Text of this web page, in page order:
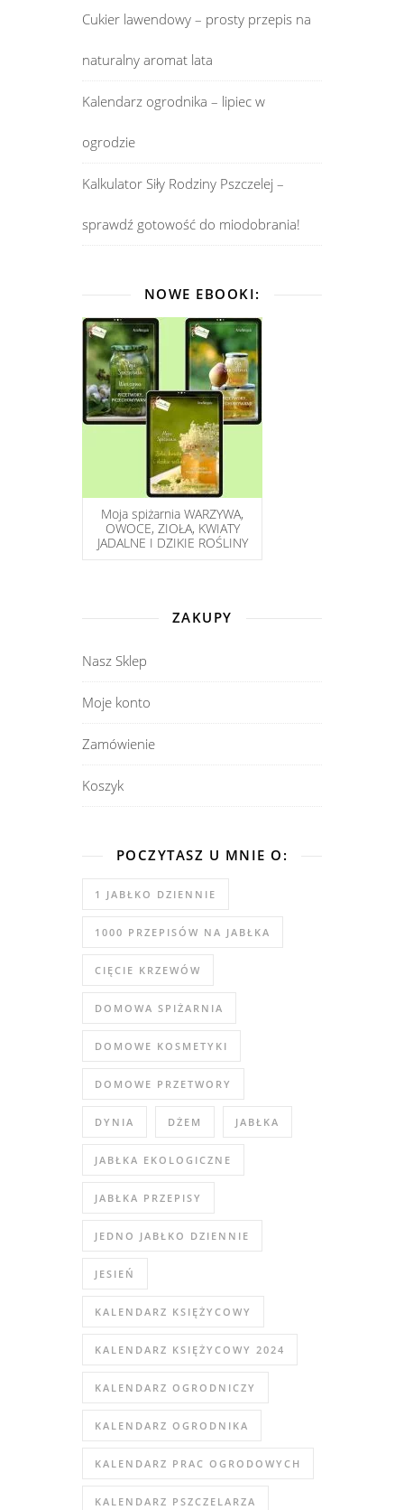
Cukier lawendowy – prosty przepis na
naturalny aromat lata
Kalendarz ogrodnika – lipiec w
ogrodzie
Kalkulator Siły Rodziny Pszczelej –
sprawdź gotowość do miodobrania!
NOWE EBOOKI:
Moja spiżarnia WARZYWA,
OWOCE, ZIOŁA, KWIATY
JADALNE I DZIKIE ROŚLINY
ZAKUPY
Nasz Sklep
Moje konto
Zamówienie
Koszyk
POCZYTASZ U MNIE O:
1 JABŁKO DZIENNIE
1000 PRZEPISÓW NA JABŁKA
CIĘCIE KRZEWÓW
DOMOWA SPIŻARNIA
DOMOWE KOSMETYKI
DOMOWE PRZETWORY
DYNIA DŻEM JABŁKA
JABŁKA EKOLOGICZNE
JABŁKA PRZEPISY
JEDNO JABŁKO DZIENNIE
JESIEŃ
KALENDARZ KSIĘŻYCOWY
KALENDARZ KSIĘŻYCOWY 2024
KALENDARZ OGRODNICZY
KALENDARZ OGRODNIKA
KALENDARZ PRAC OGRODOWYCH
KALENDARZ PSZCZELARZA